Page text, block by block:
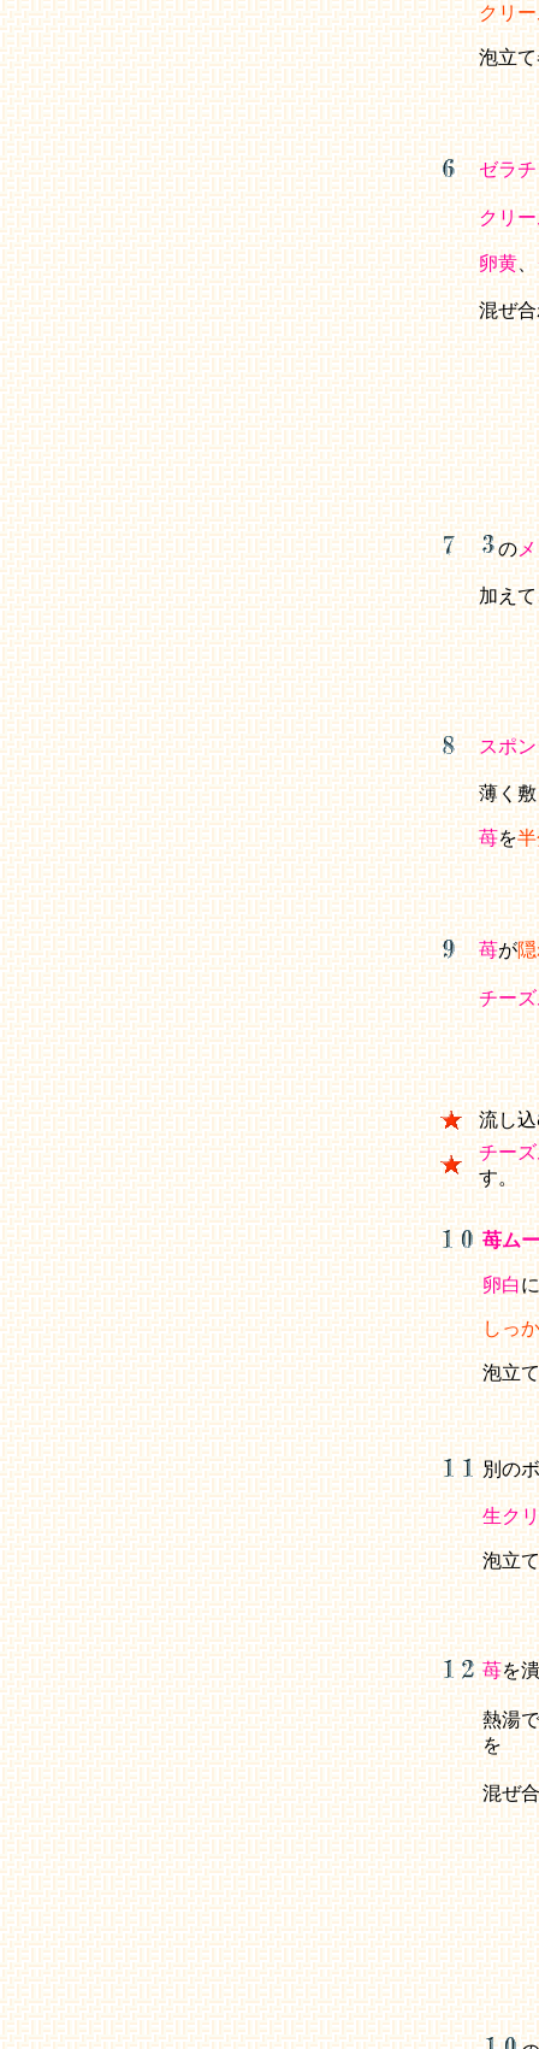
クリ
泡立
ゼラ
クリ
卵黄、
混ぜ
の
加え
スポ
薄く
苺を
苺が
チー
流し
チー
す。
苺ム
卵白に
しっ
泡立
別の
生ク
泡立
苺を
熱湯
を
混ぜ